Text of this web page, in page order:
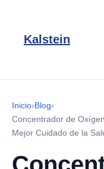
Kalstein
Inicio›Blog›
Concentrador de
Mejor Cuidado de la